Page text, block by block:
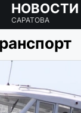
НОВОСТИ
САРАТОВА